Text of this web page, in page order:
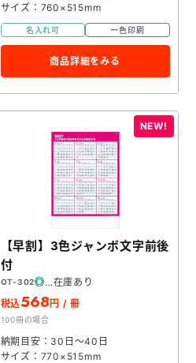
サイズ：760×515mm
名入れ可 一色印刷
商品詳細をみる
【早割】3色ジャンボ文字前後
付
OT-302
在庫あり
税込568 円 / 冊
100冊の場合
納期目安：30日～40日
サイズ：770×515mm